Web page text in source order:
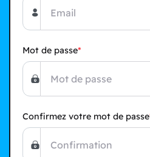
Mot de passe
Confirmez votre mot de passe